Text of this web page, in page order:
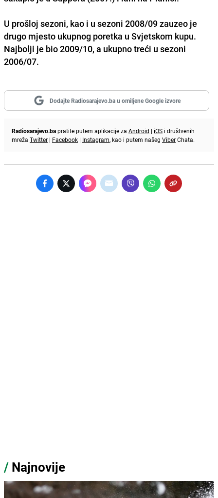
U prošloj sezoni, kao i u sezoni 2008/09 zauzeo je
drugo mjesto ukupnog poretka u Svjetskom kupu.
Najbolji je bio 2009/10, a ukupno treći u sezoni
2006/07.
Dodajte Radiosarajevo.ba u omiljene Google izvore
Radiosarajevo.bapratite putem aplikacije za Android | iOS i društvenih
mreža Twitter | Facebook | Instagram, kao i putem našeg ViberChata.
/ Najnovije